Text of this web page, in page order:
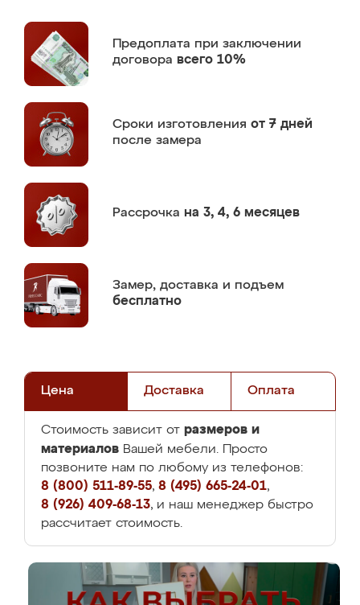
Предоплата при заключении
договора всего 10%
Сроки изготовления от 7 дней
после замера
Рассрочка на 3, 4, 6 месяцев
Замер, доставка и подъем
бесплатно
Цена Доставка Оплата
Стоимость зависит от размеров и
материалов Вашей мебели. Просто
позвоните нам по любому из телефонов:
8 (800) 511-89-55, 8 (495) 665-24-01,
8 (926) 409-68-13, и наш менеджер быстро
рассчитает стоимость.